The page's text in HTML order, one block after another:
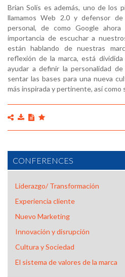
Brian Solís es además, uno de los
llamamos Web 2.0 y defensor
personal, de como Google
importancia de escuchar a
están hablando de nuestras
reflexión de la marca, está
ayudar a definir la personalidad
sentar las bases para una nueva
más inspirada y pertinente, así como
CONFERENCES
Liderazgo/ Transformación
Experiencia cliente
Nuevo Marketing
Innovación y disrupción
Cultura y Sociedad
El sistema de valores de la marca